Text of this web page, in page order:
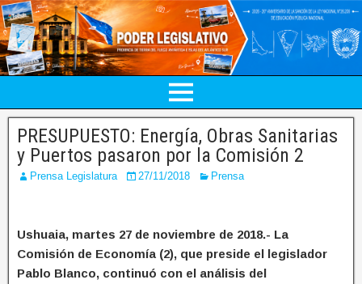
PRESUPUESTO: Energía, Obras Sanitarias
y Puertos pasaron por la Comisión 2
Prensa Legislatura 27/11/2018 Prensa
Ushuaia, martes 27 de noviembre de 2018.- La
Comisión de Economía (2), que preside el legislador
Pablo Blanco, continuó con el análisis del